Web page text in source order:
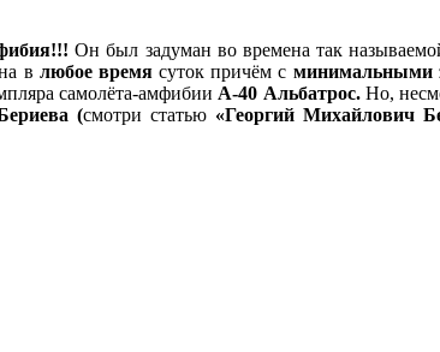
Он был задуман во времена так
в любое времясуток причём с минимальными
самолёта-амфибииА-40 Альбатрос.Но,
(смотри статью «Георгий Михайлович